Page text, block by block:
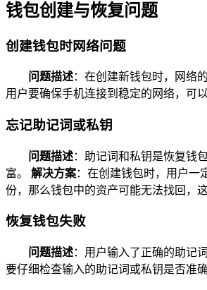
钱包创建与恢复问题
创建钱包时网络问题
问题描述：在创建新钱包时，网络
用户要确保手机连接到稳定的网络，可
忘记助记词或私钥
问题描述：助记词和私钥是恢复钱
富。 解决方案：在创建钱包时，用户一
份，那么钱包中的资产可能无法找回，
恢复钱包失败
问题描述：用户输入了正确的助记
要仔细检查输入的助记词或私钥是否准